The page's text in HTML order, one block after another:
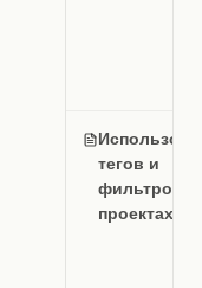
тегов и
фильтров в
проектах